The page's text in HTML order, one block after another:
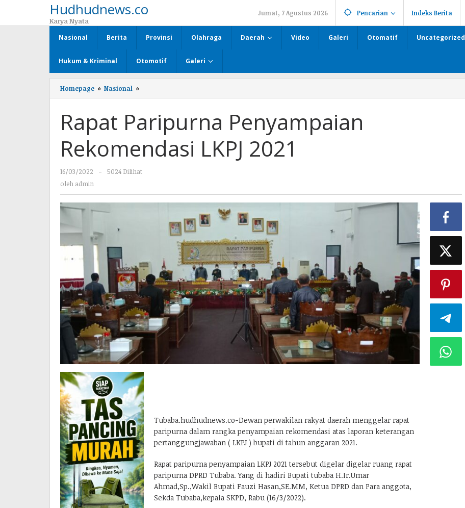
Hudhudnews.co
Karya Nyata
Jumat, 7 Agustus 2026 Pencarian Indeks Berita
Nasional Berita Provinsi Olahraga Daerah Video Galeri Otomatif Uncategorized
Hukum & Kriminal Otomotif Galeri
Homepage » Nasional »
Paripurna
Rekomendasi
LKPJ
Rapat Paripurna Penyampaian
Rekomendasi LKPJ 2021
16/03/2022
oleh
-
5024 Dilihat
oleh admin
Tubaba.hudhudnews.co-Dewan perwakilan rakyat daerah menggelar rapat
paripurna dalam rangka penyampaian rekomendasi atas laporan keterangan
pertanggungjawaban ( LKPJ ) bupati di tahun anggaran 2021.
Rapat paripurna penyampaian LKPJ 2021 tersebut digelar digelar ruang rapat
paripurna DPRD Tubaba. Yang di hadiri Bupati tubaba H.Ir.Umar
Ahmad,Sp.,Wakil Bupati Fauzi Hasan,SE.MM, Ketua DPRD dan Para anggota,
Sekda Tubaba,kepala SKPD, Rabu (16/3/2022).